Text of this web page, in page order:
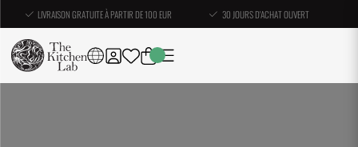
LIVRAISON GRATUITE À PARTIR DE 100 EUR 30 JOURS D'ACHAT OUVERT